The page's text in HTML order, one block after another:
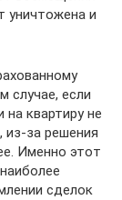
уничтожена и
случае, если
на квартиру не
из-за решения
Именно этот
сделок